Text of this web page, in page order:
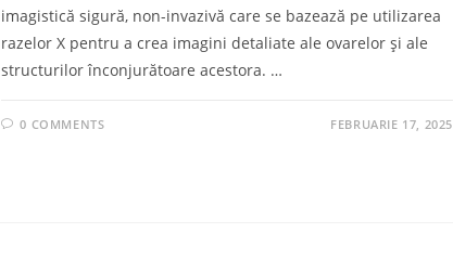
imagistică sigură, non-invazivă care se bazează pe utilizarea
razelor X pentru a crea imagini detaliate ale ovarelor și ale
structurilor înconjurătoare acestora. …
0 COMMENTS FEBRUARIE 17, 2025